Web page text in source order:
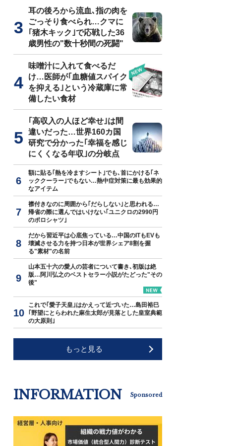
耳の後ろから流血､指の肉を
ごっそり食べられ…クマに
｢猪木キック｣で応戦した36
歳男性の"数十秒間の死闘"
味噌汁に入れて食べるだ
け…医師が｢血糖値スパイク
を抑える｣という冷蔵庫に常
備したい食材
｢高収入の人ほど幸せ｣は間
違いだった…世界160カ国
研究で分かった｢幸福を感じ
にくくなる年収｣の分岐点
額に貼る｢熱を冷ますシート｣でも､首にかける｢ネ
ッククーラー｣でもない…熱中症対策に最も効果的
なアイテム
襟付きなのに周囲から｢だらしない｣と思われる…
帰省の際に選んではいけない｢ユニクロの2990円
のポロシャツ｣
だから習近平は心底焦っている…中国のITもEVも
壊滅させる力を持つ日本が世界シェア8割を握
る"素材"の名前
山本五十六の愛人の芸者について書き､初版は絶
版…阿川弘之のベストセラー小説がたどった"その
後"
これで｢愛子天皇｣はかえって近づいた…島田裕巳
｢野望にとらわれた麻生太郎が見落とした皇室典範
の大原則｣
もっと見る
INFORMATION Sponsored